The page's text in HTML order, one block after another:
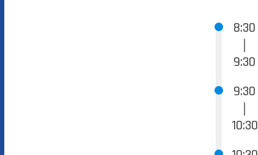
8:30
9:30
9:30
10:30